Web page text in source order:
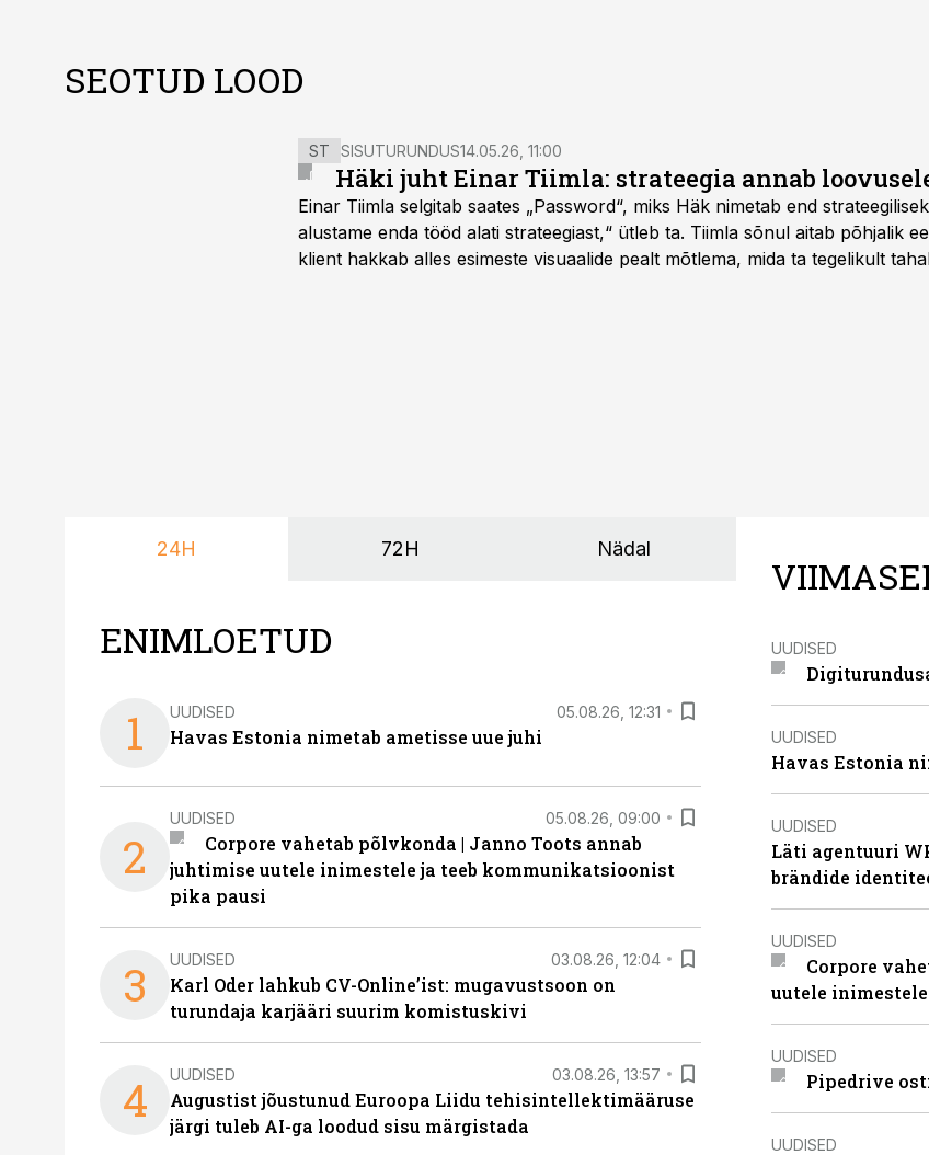
SEOTUD LOOD
ST SISUTURUNDUS14.05.26, 11:00
Häki juht Einar Tiimla: strateegia annab
Einar Tiimla selgitab saates „Password“, miks Häk nimetab end
alustame enda tööd alati strateegiast,“ ütleb ta. Tiimla sõnul aitab põhjalik
klient hakkab alles esimeste visuaalide pealt mõtlema, mida ta tegelikult
24H 72H Nädal
ENIMLOETUD
1 UUDISED 05.08.26, 12:31
Havas Estonia nimetab ametisse uue juhi
2
UUDISED 05.08.26, 09:00
Corpore vahetab põlvkonda | Janno Toots annab
juhtimise uutele inimestele ja teeb kommunikatsioonist
pika pausi
3 UUDISED 03.08.26, 12:04
Karl Oder lahkub CV-Online’ist: mugavustsoon on
turundaja karjääri suurim komistuskivi
4 UUDISED 03.08.26, 13:57
Augustist jõustunud Euroopa Liidu tehisintellektimääruse
järgi tuleb AI-ga loodud sisu märgistada
UUDISED
UUDISED
Havas Estonia
UUDISED
Läti agentuuri
brändide
UUDISED
Corpore
uutele
UUDISED
Pipedrive
UUDISED